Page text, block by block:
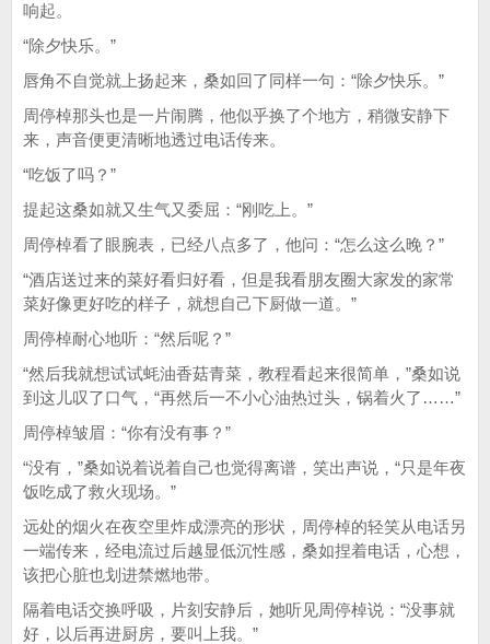
响起。
“除夕快乐。”
唇角不自觉就上扬起来，桑如回了同样一句：“除夕快乐。”
周停棹那头也是一片闹腾，他似乎换了个地方，稍微安静下
来，声音便更清晰地透过电话传来。
“吃饭了吗？”
提起这桑如就又生气又委屈：“刚吃上。”
周停棹看了眼腕表，已经八点多了，他问：“怎么这么晚？”
“酒店送过来的菜好看归好看，但是我看朋友圈大家发的家常
菜好像更好吃的样子，就想自己下厨做一道。”
周停棹耐心地听：“然后呢？”
“然后我就想试试蚝油香菇青菜，教程看起来很简单，”桑如说
到这儿叹了口气，“再然后一不小心油热过头，锅着火了……”
周停棹皱眉：“你有没有事？”
“没有，”桑如说着说着自己也觉得离谱，笑出声说，“只是年夜
饭吃成了救火现场。”
远处的烟火在夜空里炸成漂亮的形状，周停棹的轻笑从电话另
一端传来，经电流过后越显低沉性感，桑如捏着电话，心想，
该把心脏也划进禁燃地带。
隔着电话交换呼吸，片刻安静后，她听见周停棹说：“没事就
好，以后再进厨房，要叫上我。”